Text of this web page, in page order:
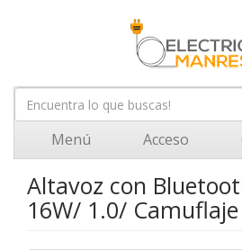
Menú Acceso
Altavoz con
16W/ 1.0/ Camuflaje